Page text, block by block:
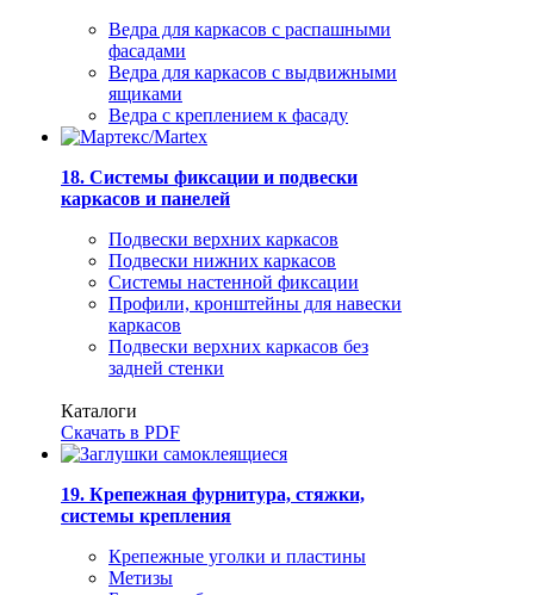
Ведра для каркасов с распашными
фасадами
Ведра для каркасов с выдвижными
ящиками
Ведра с креплением к фасаду
18. Системы фиксации и подвески
каркасов и панелей
Подвески верхних каркасов
Подвески нижних каркасов
Системы настенной фиксации
Профили, кронштейны для навески
каркасов
Подвески верхних каркасов без
задней стенки
Каталоги
Скачать в PDF
19. Крепежная фурнитура, стяжки,
системы крепления
Крепежные уголки и пластины
Метизы